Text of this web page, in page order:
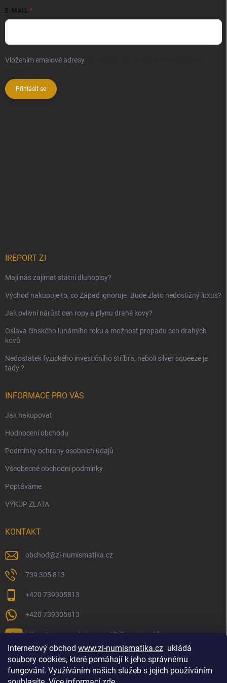
Internetový obchod www.zi-numismatika.cz ukládá
soubory cookies, které pomáhají k jeho správnému
fungování. Využíváním našich služeb s jejich používáním
E-MAIL
Vložením emalové adresy
Přihlásit se
IREPORT ZI
Mají nás zajímat státní dluhopisy?
Východ nakupuje to, co Západ ignoruje. Bude zlato nedostižný luxus?
Jak ovlivní nárůst cen ropy a plynu drahé kovy?
Oslava čínského lunárního roku a možnost propadu cen drahých
kovů
Nedostatek fyzického investičního stříbra, neboli silver squeeze je
tady ?
INFORMACE PRO VÁS
Jak nakupovat
Hodnocení obchodu
Podmínky ochrany osobních údajů
Všeobecné obchodní podmínky
Poptáváme
VÝKUP ZLATA
KONTAKT
obchod@zi-numismatika.cz
739 305 813
+420 739305813
+420 739305813
https://www.youtube.com/@ZInumismatika
Zlaté investování Golf shop Golfstart Houby a bylinky